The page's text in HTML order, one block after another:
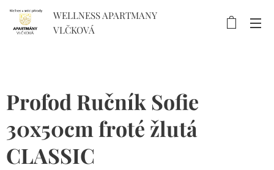
WELLNESS APARTMANY
VLČKOVÁ
Profod Ručník Sofie
30x50cm froté žlutá
CLASSIC